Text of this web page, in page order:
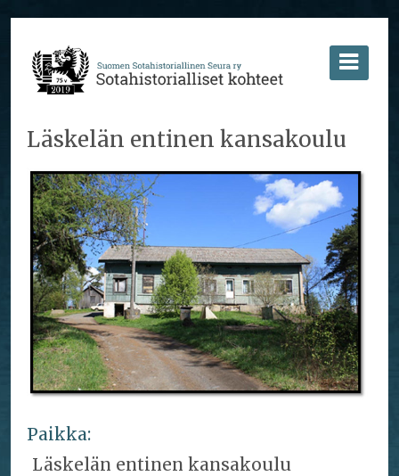
Läskelän entinen kansakoulu
Paikka:
Läskelän entinen kansakoulu